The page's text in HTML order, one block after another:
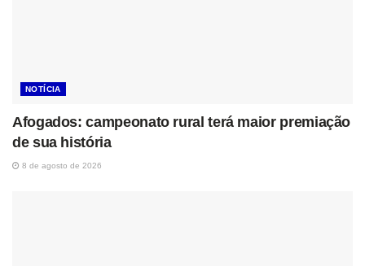
NOTÍCIA
Afogados: campeonato rural terá maior premiação
de sua história
8 de agosto de 2026